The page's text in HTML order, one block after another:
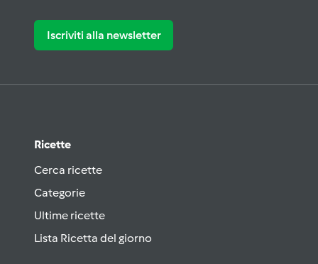
Iscriviti alla newsletter
Ricette
Cerca ricette
Categorie
Ultime ricette
Lista Ricetta del giorno